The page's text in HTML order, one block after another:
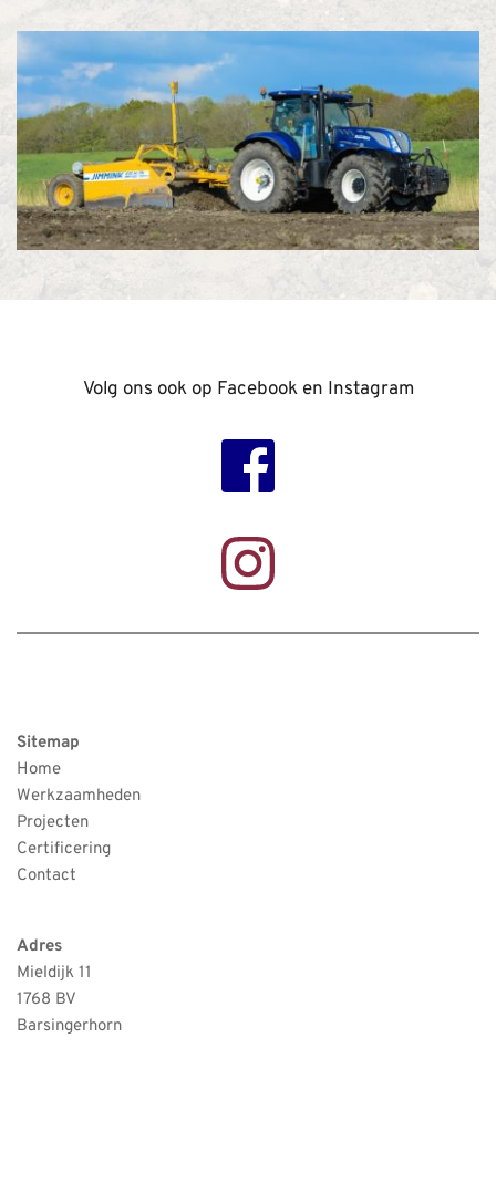
Volg ons ook op Facebook en Instagram
Sitemap
Home
Werkzaamheden
Projecten
Certificering
Contact
Adres
Mieldijk 11
1768 BV
Barsingerhorn